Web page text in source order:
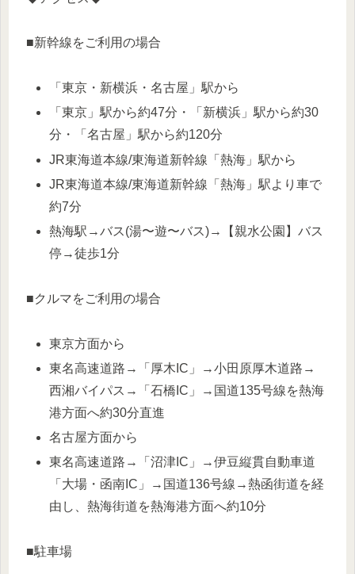
■新幹線をご利用の場合
「東京・新横浜・名古屋」駅から
「東京」駅から約47分・「新横浜」駅から約30
分・「名古屋」駅から約120分
JR東海道本線/東海道新幹線「熱海」駅から
JR東海道本線/東海道新幹線「熱海」駅より車で
約7分
熱海駅→バス(湯〜遊〜バス)→【親水公園】バス
停→徒歩1分
■クルマをご利用の場合
東京方面から
東名高速道路→「厚木IC」→小田原厚木道路→
西湘バイパス→「石橋IC」→国道135号線を熱海
港方面へ約30分直進
名古屋方面から
東名高速道路→「沼津IC」→伊豆縦貫自動車道
「大場・函南IC」→国道136号線→熱函街道を経
由し、熱海街道を熱海港方面へ約10分
■駐車場